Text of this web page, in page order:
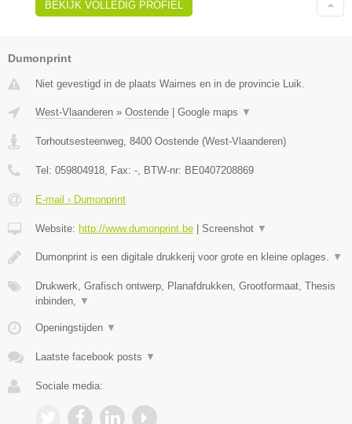
BEKIJK VOLLEDIG PROFIEL
Dumonprint
Niet gevestigd in de plaats Waimes en in de provincie Luik.
West-Vlaanderen » Oostende Google maps ▼
Torhoutsesteenweg 8400 Oostende (West-Vlaanderen)
Tel: 059804918 , Fax: - , BTW-nr: BE0407208869
E-mail › Dumonprint
Website: http://www.dumonprint.be Screenshot ▼
Dumonprint is een digitale drukkerij voor grote en kleine oplages. ▼
Drukwerk, Grafisch ontwerp, Planafdrukken, Grootformaat, Thesis
inbinden,
▼
Openingstijden ▼
Laatste facebook posts ▼
Sociale media: